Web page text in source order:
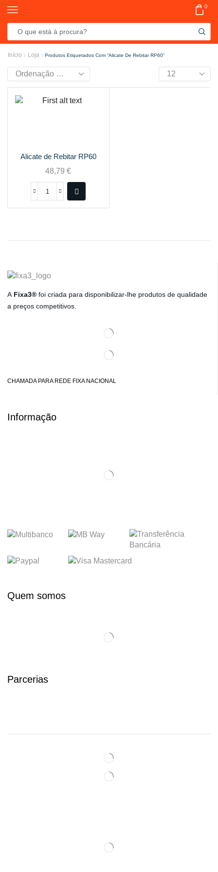
0
Início Loja Produtos Etiquetados Com “Alicate De Rebitar RP60”
Alicate de Rebitar RP60
48,79€
A Fixa3® foi criada para disponibilizar-lhe produtos de qualidade
a preços competitivos.
CHAMADA PARA REDE FIXA NACIONAL
Informação
Quem somos
Parcerias